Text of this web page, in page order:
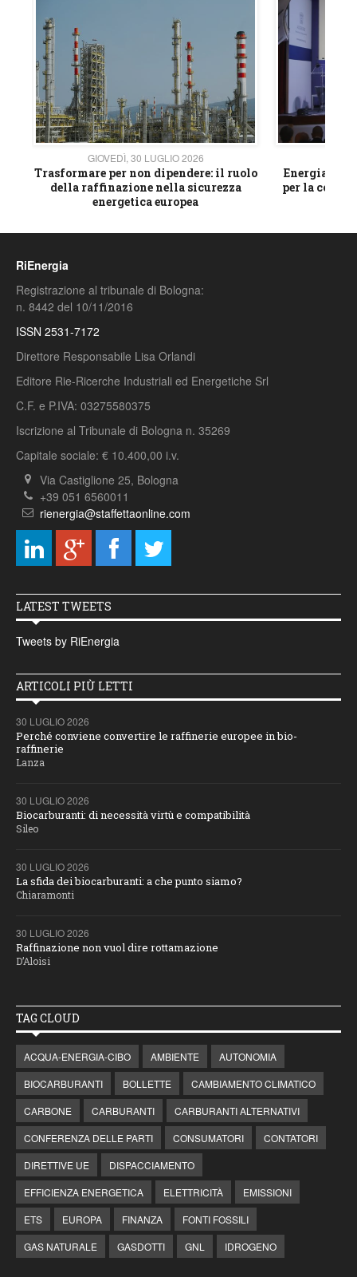
GIOVEDÌ, 30 LUGLIO 2026
Trasformare per non dipendere: il ruolo
della raffinazione nella sicurezza
energetica europea
Energia e
per la
RiEnergia
Registrazione al tribunale di Bologna:
n. 8442 del 10/11/2016
ISSN 2531-7172
Direttore Responsabile Lisa Orlandi
Editore Rie-Ricerche Industriali ed Energetiche Srl
C.F. e P.IVA: 03275580375
Iscrizione al Tribunale di Bologna n. 35269
Capitale sociale: € 10.400,00 i.v.
Via Castiglione 25, Bologna
+39 051 6560011
rienergia@staffettaonline.com
LATEST TWEETS
Tweets by RiEnergia
ARTICOLI PIÙ LETTI
30 LUGLIO 2026
Perché conviene convertire le raffinerie europee in bio-
raffinerie
Lanza
30 LUGLIO 2026
Biocarburanti: di necessità virtù e compatibilità
Sileo
30 LUGLIO 2026
La sfida dei biocarburanti: a che punto siamo?
Chiaramonti
30 LUGLIO 2026
Raffinazione non vuol dire rottamazione
D’Aloisi
TAG CLOUD
ACQUA-ENERGIA-CIBO AMBIENTE
AUTONOMIA
BIOCARBURANTI
BOLLETTE
CAMBIAMENTO CLIMATICO
CARBONE
CARBURANTI
CARBURANTI ALTERNATIVI
CONFERENZA DELLE PARTI
CONSUMATORI
CONTATORI
DIRETTIVE UE
DISPACCIAMENTO
EFFICIENZA ENERGETICA
ELETTRICITÀ
EMISSIONI
ETS
EUROPA FINANZA
FONTI FOSSILI
GAS NATURALE
GASDOTTI GNL IDROGENO